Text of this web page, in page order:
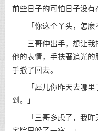
前些日子的可怕日子没有
「你这个丫头，怎麽不
三哥伸出手，想让我
他的表情，手扶著追光
手撤了回去。
「犀儿你昨天去哪里
到。」
「三哥多虑了，我昨